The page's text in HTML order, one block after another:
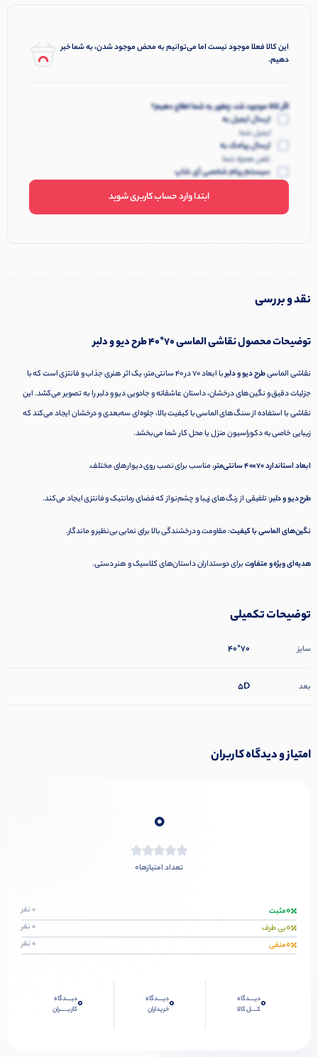
این کالا فعلا موجود نیست اما می‌توانیم به محض موجود شدن، به شما خبر
دهیم.
اگر کالا موجود شد، چطور به شما اطلاع دهیم؟
ارسال ایمیل به
ایمیل شما
ارسال پیامک به
تلفن همراه شما
سیستم پیام شخصی آی شاپ
ابتدا وارد حساب کاربری شوید
نقد و بررسی
توضیحات محصول نقاشی الماسی 70*40 طرح دیو و دلبر
نقاشی الماسیطرح دیو و دلبر
با ابعاد ۷۰ در ۴۰ سانتی‌متر، یک اثر هنری جذاب و فانتزی است که با
جزئیات دقیق و نگین‌های درخشان، داستان عاشقانه و جادویی دیو و دلبر را به تصویر می‌کشد. این
نقاشی با استفاده از سنگ‌های الماسی با کیفیت بالا، جلوه‌ای سه‌بعدی و درخشان ایجاد می‌کند که
زیبایی خاصی به دکوراسیون منزل یا محل کار شما می‌بخشد.
ابعاد استاندارد ۷۰×۴۰ سانتی‌متر ، مناسب برای نصب روی دیوارهای مختلف.
طرح دیو و دلبر: تلفیقی از رنگ‌های زیبا و چشم‌نواز که فضای رمانتیک و فانتزی ایجاد می‌کند.
نگین‌های الماسی با کیفیت: مقاومت و درخشندگی بالا برای نمایی بی‌نظیر و ماندگار.
هدیه‌ای ویژه و متفاوتبرای دوستداران داستان‌های کلاسیک و هنر دستی.
توضیحات تکمیلی
سایز 70*40
بعد 5D
امتیاز و دیدگاه کاربران
0
تعداد امتیازها0
0مثبت 0 نفر
0بی طرف 0 نفر
0منفی 0 نفر
0دیــــدگاه
کــــل کالا
0دیــــدگاه
خریداران
0دیــــدگاه
کاربـــــران